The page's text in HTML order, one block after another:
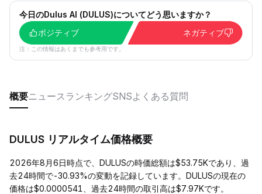
今日のDulus AI (DULUS)についてどう思いますか？
ポジティブ
ネガティブ
注：この情報はあくまでも参考用です。
概要ニュース ランキングSNSよくある質問
DULUS リアルタイム価格概要
2026年8月6日時点で、DULUSの時価総額は$53.75Kであり、過
去24時間で-30.93%の変動を記録しています。DULUSの現在の
価格は$0.0000541、過去24時間の取引高は$7.97Kです。